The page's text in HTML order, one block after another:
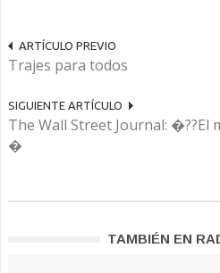
ARTÍCULO PREVIO
Trajes para todos
SIGUIENTE ARTÍCULO
The Wall Street Journal:
�
TAMBIÉN EN